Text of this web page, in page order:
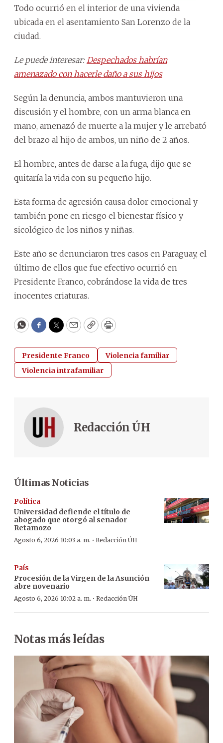
Todo ocurrió en el interior de una vivienda
ubicada en el asentamiento San Lorenzo de la
ciudad.
Le puede interesar: Despechados habrían
amenazado con hacerle daño a sus hijos
Según la denuncia, ambos mantuvieron una
discusión y el hombre, con un arma blanca en
mano, amenazó de muerte a la mujer y le arrebató
del brazo al hijo de ambos, un niño de 2 años.
El hombre, antes de darse a la fuga, dijo que se
quitaría la vida con su pequeño hijo.
Esta forma de agresión causa dolor emocional y
también pone en riesgo el bienestar físico y
sicológico de los niños y niñas.
Este año se denunciaron tres casos en Paraguay, el
último de ellos que fue efectivo ocurrió en
Presidente Franco, cobrándose la vida de tres
inocentes criaturas.
WhatsApp
Facebook
Twitter
EmailCopyPrint
Presidente Franco
Violencia familiar
Violencia intrafamiliar
Redacción ÚH
Últimas Noticias
Política
Universidad defiende el título de
abogado que otorgó al senador
Retamozo
Agosto 6, 2026 10:03 a. m. · Redacción ÚH
País
Procesión de la Virgen de la Asunción
abre novenario
Agosto 6, 2026 10:02 a. m. · Redacción ÚH
Notas más leídas